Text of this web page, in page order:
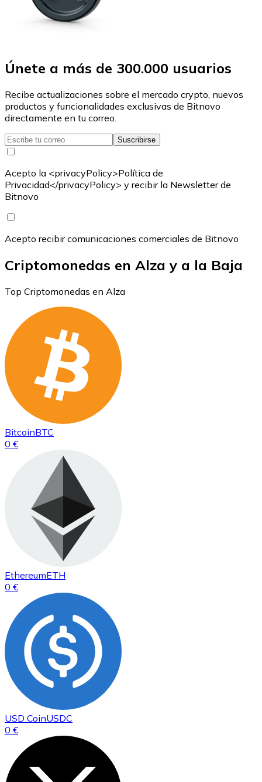
Únete a más de 300.000 usuarios
Recibe actualizaciones sobre el mercado crypto, nuevos
productos y funcionalidades exclusivas de Bitnovo
directamente en tu correo.
Suscribirse
Acepto la <privacyPolicy>Política de
Privacidad</privacyPolicy> y recibir la Newsletter de
Bitnovo
Acepto recibir comunicaciones comerciales de Bitnovo
Criptomonedas en Alza y a la Baja
Top Criptomonedas en Alza
BitcoinBTC
0 €
EthereumETH
0 €
USD CoinUSDC
0 €